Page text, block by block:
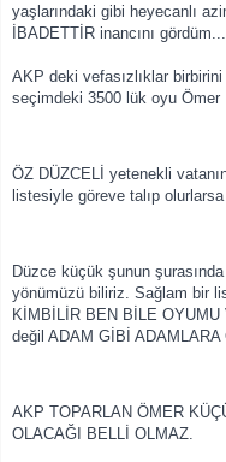
yaşlarındaki gibi heyecanlı
İBADETTİR inancını gördüm....
AKP deki vefasızlıklar
seçimdeki 3500 lük oyu Ömer
ÖZ DÜZCELİ yetenekli
listesiyle göreve talıp
Düzce küçük şunun
yönümüzü biliriz. Sağlam bir
KİMBİLİR BEN BİLE
değil ADAM GİBİ ADAMLARA
AKP TOPARLAN ÖMER
OLACAĞI BELLİ OLMAZ.